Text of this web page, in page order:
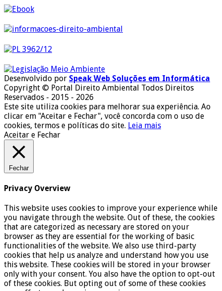
Desenvolvido por Speak Web Soluções em Informática
Copyright © Portal Direito Ambiental Todos Direitos
Reservados - 2015 - 2026
Este site utiliza cookies para melhorar sua experiência. Ao
clicar em "Aceitar e Fechar", você concorda com o uso de
cookies, termos e políticas do site. Leia mais
Aceitar e Fechar
Fechar
Privacy Overview
This website uses cookies to improve your experience while
you navigate through the website. Out of these, the cookies
that are categorized as necessary are stored on your
browser as they are essential for the working of basic
functionalities of the website. We also use third-party
cookies that help us analyze and understand how you use
this website. These cookies will be stored in your browser
only with your consent. You also have the option to opt-out
of these cookies. But opting out of some of these cookies